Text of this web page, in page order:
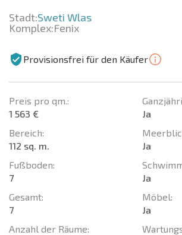
Stadt:Sweti Wlas
Komplex:Fenix
Provisionsfrei für den Käufer
Preis pro qm.:
1 563 €
Bereich:
112 sq. m.
Fußboden:
7
Gesamt:
7
Anzahl der Räume:
Ja
Ja
Ja
Möbel:
Ja